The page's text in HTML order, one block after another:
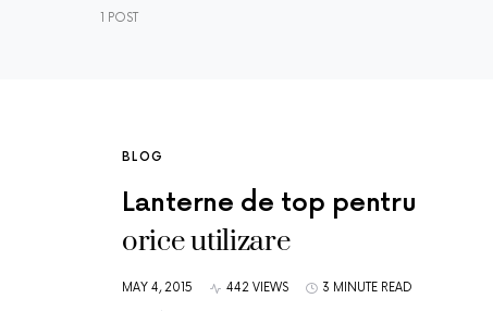
1 POST
BLOG
Lanterne de top pentru
orice utilizare
MAY 4, 2015 442 VIEWS 3 MINUTE READ